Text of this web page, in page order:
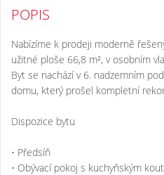
POPIS
Nabízíme k prodeji moderně
užitné ploše 66,8 m², v osobním
Byt se nachází v 6. nadzemním
domu, který prošel kompletní
Dispozice bytu
• Předsíň
• Obývací pokoj s kuchyňským